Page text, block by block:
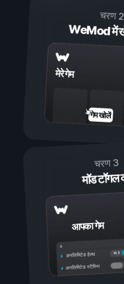
चरण 2
WeMod में
मेरे गेम
गेम खोलें
चरण 3
मॉड टॉगल
आपका गेम
बंद है
अनलिमिटेड हेल्थ
अनलिमिटेड स्टैमिना